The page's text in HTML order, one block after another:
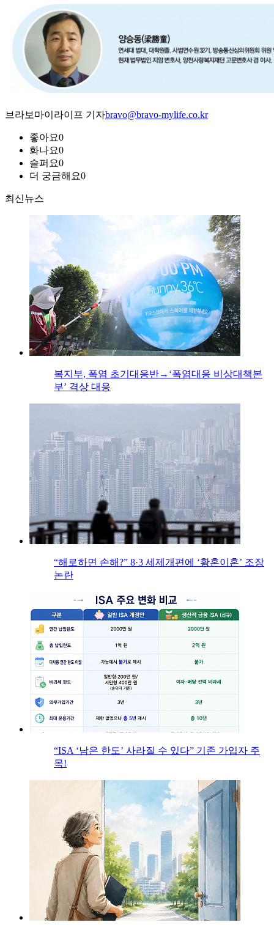
브라보마이라이프 기자bravo@bravo-mylife.co.kr
좋아요0
화나요0
슬퍼요0
더 궁금해요0
최신뉴스
복지부, 폭염 초기대응반→‘폭염대응 비상대책본
부’ 격상 대응
“해로하면 손해?” 8·3 세제개편에 ‘황혼이혼’ 조장
논란
“ISA ‘남은 한도’ 사라질 수 있다” 기존 가입자 주
목!